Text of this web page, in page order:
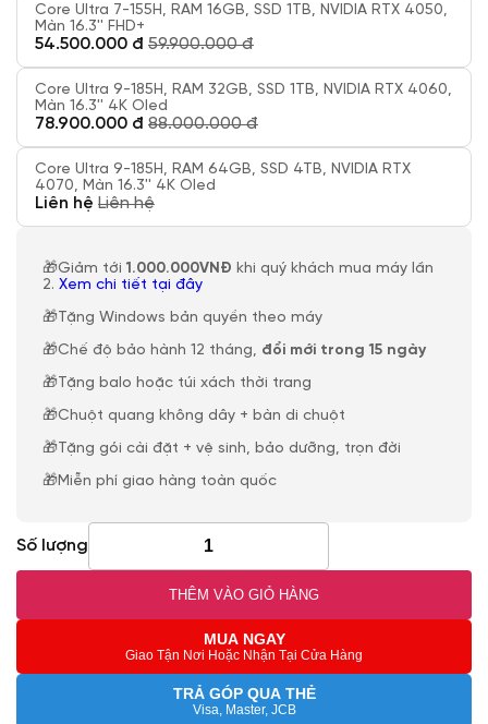
Core Ultra 7-155H, RAM 16GB, SSD 1TB, NVIDIA RTX 4050,
Màn 16.3'' FHD+
54.500.000 đ 59.900.000 đ
Core Ultra 9-185H, RAM 32GB, SSD 1TB, NVIDIA RTX 4060,
Màn 16.3'' 4K Oled
78.900.000 đ 88.000.000 đ
Core Ultra 9-185H, RAM 64GB, SSD 4TB, NVIDIA RTX
4070, Màn 16.3'' 4K Oled
Liên hệ Liên hệ
🎁Giảm tới 1.000.000VNĐ khi quý khách mua máy lần
2. Xem chi tiết tại đây
🎁Tặng Windows bản quyền theo máy
🎁Chế độ bảo hành 12 tháng, đổi mới trong 15 ngày
🎁Tặng balo hoặc túi xách thời trang
🎁Chuột quang không dây + bàn di chuột
🎁Tặng gói cài đặt + vệ sinh, bảo dưỡng, trọn đời
🎁Miễn phí giao hàng toàn quốc
Số lượng
THÊM VÀO GIỎ HÀNG
MUA NGAY
Giao Tận Nơi Hoặc Nhận Tại Cửa Hàng
TRẢ GÓP QUA THẺ
Visa, Master, JCB